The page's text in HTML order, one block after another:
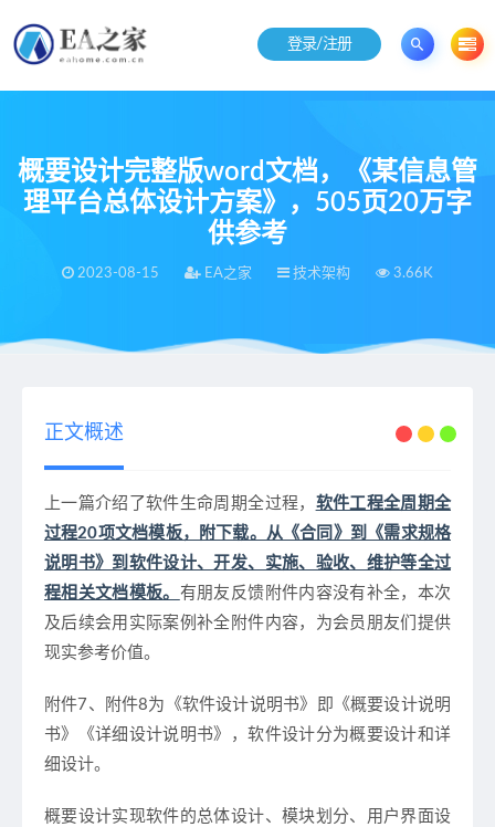
登录/注册
概要设计完整版word文档，《某信息管
理平台总体设计方案》，505页20万字
供参考
2023-08-15 EA之家 技术架构 3.66K
正文概述
上一篇介绍了软件生命周期全过程， 软件工程全周期全
过程20项文档模板，附下载。从《合同》到《需求规格
说明书》到软件设计、开发、实施、验收、维护等全过
程相关文档模板。 有朋友反馈附件内容没有补全，本次
及后续会用实际案例补全附件内容，为会员朋友们提供
现实参考价值。
附件7、附件8为《软件设计说明书》即《概要设计说明
书》《详细设计说明书》，软件设计分为概要设计和详
细设计。
概要设计实现软件的总体设计、模块划分、用户界面设